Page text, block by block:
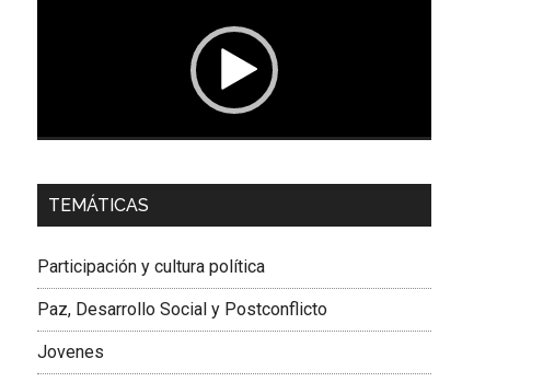
Dra. Carolina Corcho Mejía,
Latinoamericana Sur, Vicepresidenta Federación
TEMÁTICAS
Participación y cultura política
Paz, Desarrollo Social y Postconflicto
Jovenes